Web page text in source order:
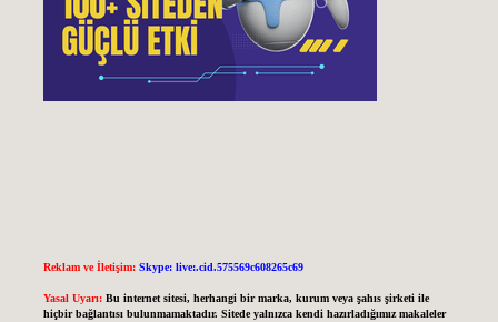
Reklam ve İletişim: Skype: live:.cid.575569c608265c69
Yasal Uyarı: Bu internet sitesi, herhangi bir marka, kurum veya şahıs şirketi ile
hiçbir bağlantısı bulunmamaktadır. Sitede yalnızca kendi hazırladığımız makaleler